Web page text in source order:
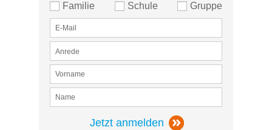
Familie Schule Gruppe
Jetzt anmelden